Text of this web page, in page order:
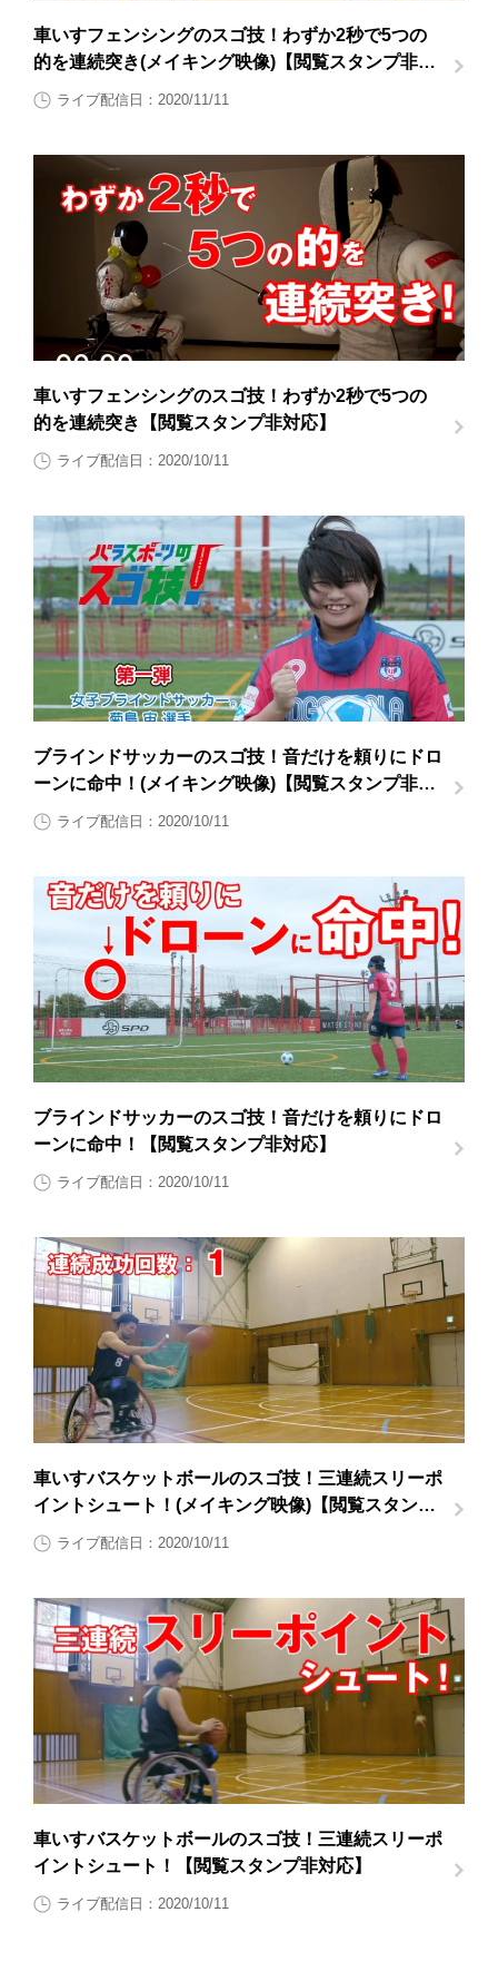
車いすフェンシングのスゴ技！わずか2秒で5つの
的を連続突き(メイキング映像)【閲覧スタンプ非対
応】
ライブ配信日：2020/11/11
車いすフェンシングのスゴ技！わずか2秒で5つの
的を連続突き【閲覧スタンプ非対応】
ライブ配信日：2020/10/11
ブラインドサッカーのスゴ技！音だけを頼りにドロ
ーンに命中！(メイキング映像)【閲覧スタンプ非対
応】
ライブ配信日：2020/10/11
ブラインドサッカーのスゴ技！音だけを頼りにドロ
ーンに命中！【閲覧スタンプ非対応】
ライブ配信日：2020/10/11
車いすバスケットボールのスゴ技！三連続スリーポ
イントシュート！(メイキング映像)【閲覧スタンプ
非対応】
ライブ配信日：2020/10/11
車いすバスケットボールのスゴ技！三連続スリーポ
イントシュート！【閲覧スタンプ非対応】
ライブ配信日：2020/10/11